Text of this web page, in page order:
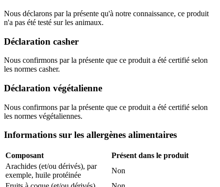
Nous déclarons par la présente qu'à notre connaissance, ce produit
n'a pas été testé sur les animaux.
Déclaration casher
Nous confirmons par la présente que ce produit a été certifié selon
les normes casher.
Déclaration végétalienne
Nous confirmons par la présente que ce produit a été certifié selon
les normes végétaliennes.
Informations sur les allergènes alimentaires
Composant
Présent dans le produit
Arachides (et/ou dérivés), par
exemple, huile protéinée
Non